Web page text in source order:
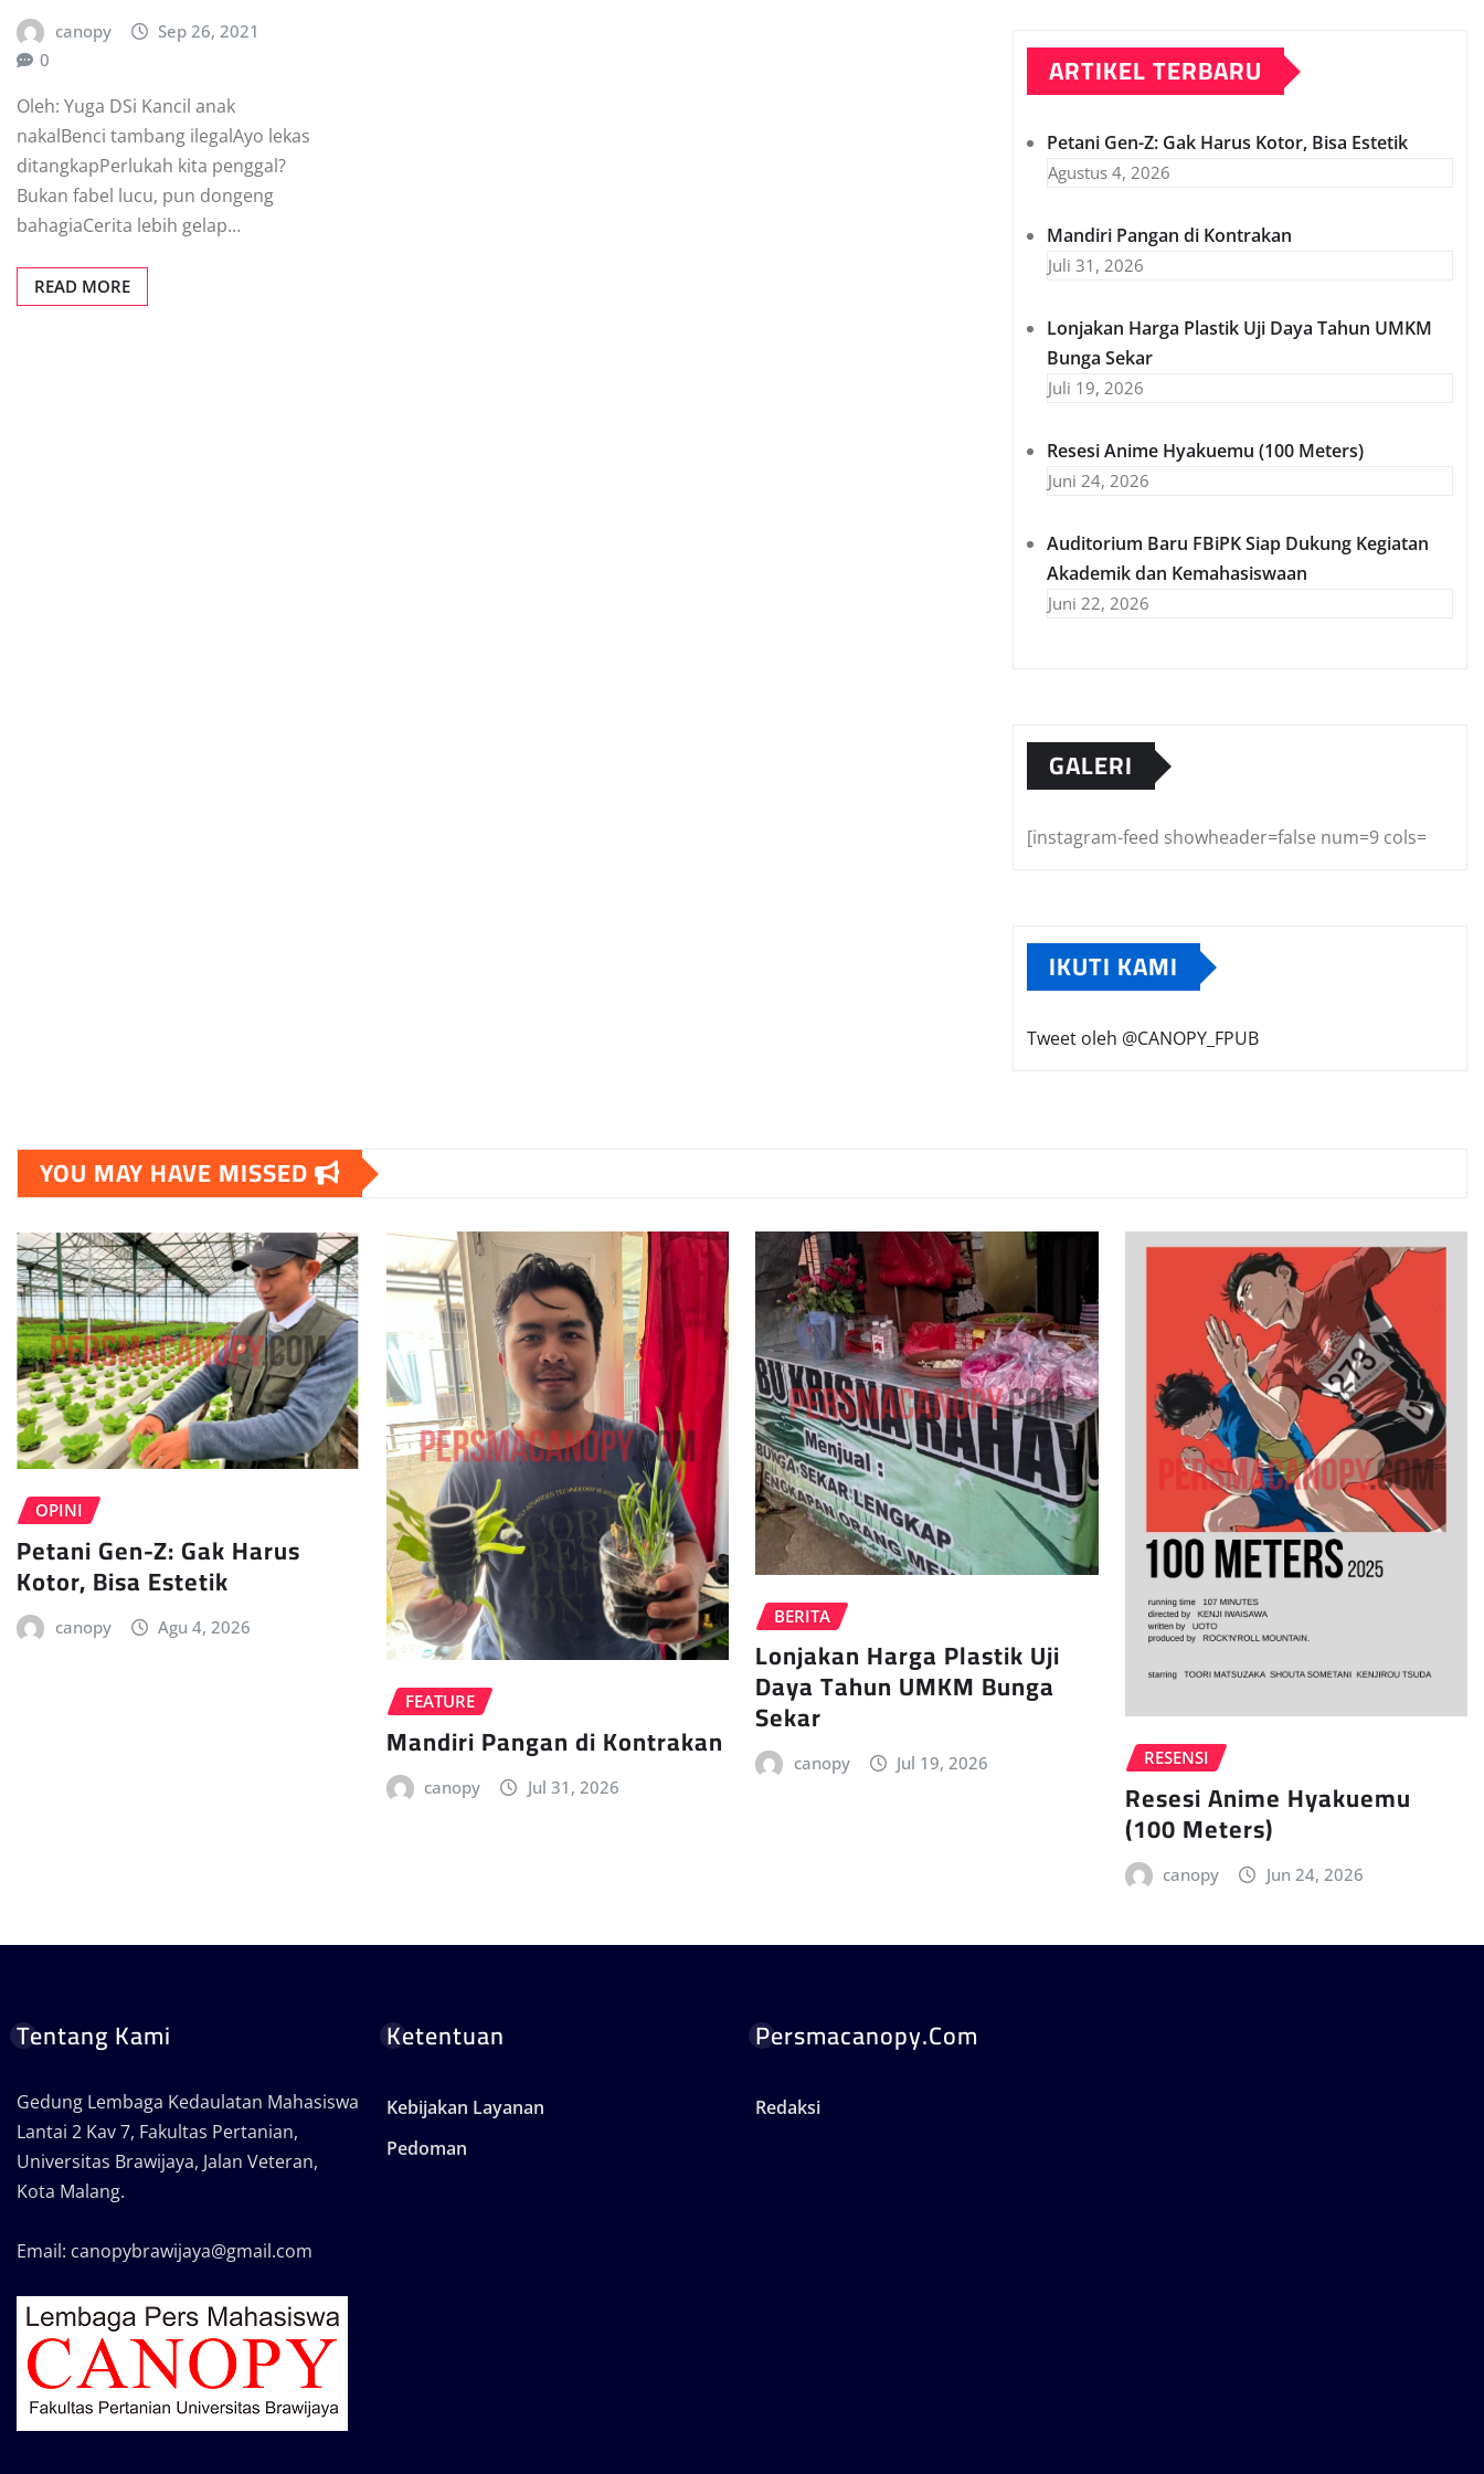
canopy
Sep 26, 2021
0
Oleh: Yuga DSi Kancil anak
nakalBenci tambang ilegalAyo lekas
ditangkapPerlukah kita penggal?
Bukan fabel lucu, pun dongeng
bahagiaCerita lebih gelap…
READ MORE
ARTIKEL TERBARU
Petani Gen-Z: Gak Harus Kotor, Bisa Estetik
Agustus 4, 2026
Mandiri Pangan di Kontrakan
Juli 31, 2026
Lonjakan Harga Plastik Uji Daya Tahun UMKM
Bunga Sekar
Juli 19, 2026
Resesi Anime Hyakuemu (100 Meters)
Juni 24, 2026
Auditorium Baru FBiPK Siap Dukung Kegiatan
Akademik dan Kemahasiswaan
Juni 22, 2026
GALERI
[instagram-feed showheader=false num=9 cols=
IKUTI KAMI
Tweet oleh @CANOPY_FPUB
YOU MAY HAVE MISSED
OPINI
Petani Gen-Z: Gak Harus
Kotor, Bisa Estetik
canopy Agu 4, 2026
FEATURE
Mandiri Pangan di Kontrakan
canopy Jul 31, 2026
BERITA
Lonjakan Harga Plastik Uji
Daya Tahun UMKM Bunga
Sekar
canopy Jul 19, 2026 RESENSI
Resesi Anime Hyakuemu
(100 Meters)
canopy Jun 24, 2026
Tentang Kami
Gedung Lembaga Kedaulatan Mahasiswa
Lantai 2 Kav 7, Fakultas Pertanian,
Universitas Brawijaya, Jalan Veteran,
Kota Malang.
Email: canopybrawijaya@gmail.com
Ketentuan
Kebijakan Layanan
Pedoman
Persmacanopy.com
Redaksi